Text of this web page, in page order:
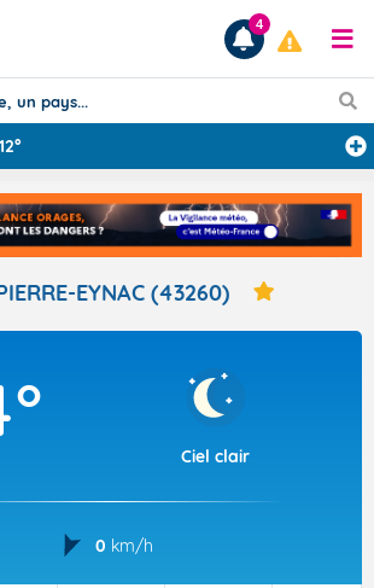
Prévisions
TOUS LES RÉSULTATS
Articles
4
12°
EYNAC (43260)
Ciel clair
0 km/h